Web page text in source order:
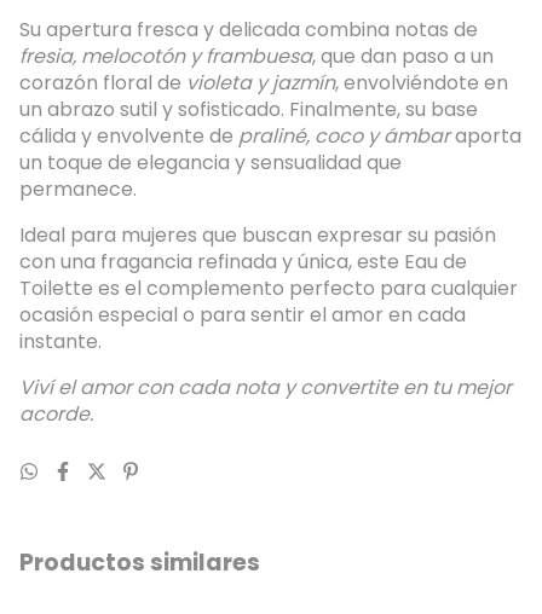
Su apertura fresca y delicada combina notas de
fresia, melocotón y frambuesa, que dan paso a un
corazón floral de violeta y jazmín, envolviéndote en
un abrazo sutil y sofisticado. Finalmente, su base
cálida y envolvente de praliné, coco y ámbaraporta
un toque de elegancia y sensualidad que
permanece.
Ideal para mujeres que buscan expresar su pasión
con una fragancia refinada y única, este Eau de
Toilette es el complemento perfecto para cualquier
ocasión especial o para sentir el amor en cada
instante.
Viví el amor con cada nota y convertite en tu mejor
acorde.
Productos similares